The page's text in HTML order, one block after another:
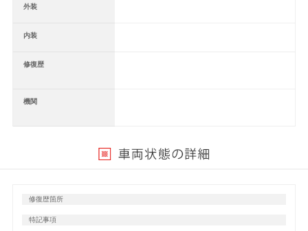
外装
内装
修復歴
機関
修復歴箇所
特記事項